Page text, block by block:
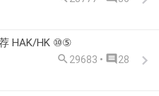
荐 HAK/HK ⑩⑤
 29683 •  28